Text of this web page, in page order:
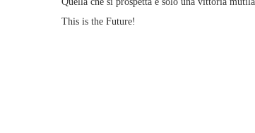
This is the Future!